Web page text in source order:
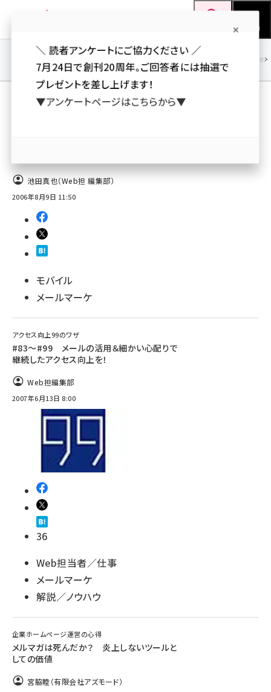
ン
MENU
youtube (2431)
note (2312)
z世代 (1622)
llmo (1163)
アクセス解析／データ分析
用語「メルマガ」 が使われている記事の一覧
池田真也（Web担 編集部）
2006年8月9日 11:50
モバイル
メールマーケ
アクセス向上99のワザ
#83～#99 メールの活用＆細かい心配りで
継続したアクセス向上を！
Web担編集部
2007年6月13日 8:00
36
Web担当者／仕事
メールマーケ
解説／ノウハウ
企業ホームページ運営の心得
メルマガは死んだか？ 炎上しないツールと
しての価値
宮脇睦（有限会社アズモード）
＼ 読者アンケートにご協力ください ／
7月24日で創刊20周年。ご回答者には抽選で
プレゼントを差し上げます！
▼アンケートページはこちらから▼